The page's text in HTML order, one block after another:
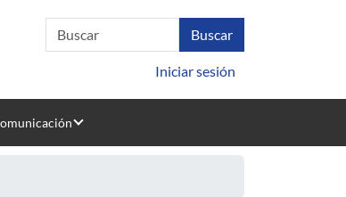
Iniciar sesión